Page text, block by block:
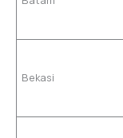
Bekasi